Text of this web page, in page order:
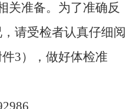
关准备。为了准确反
请受检者认真仔细阅
3），做好体检准